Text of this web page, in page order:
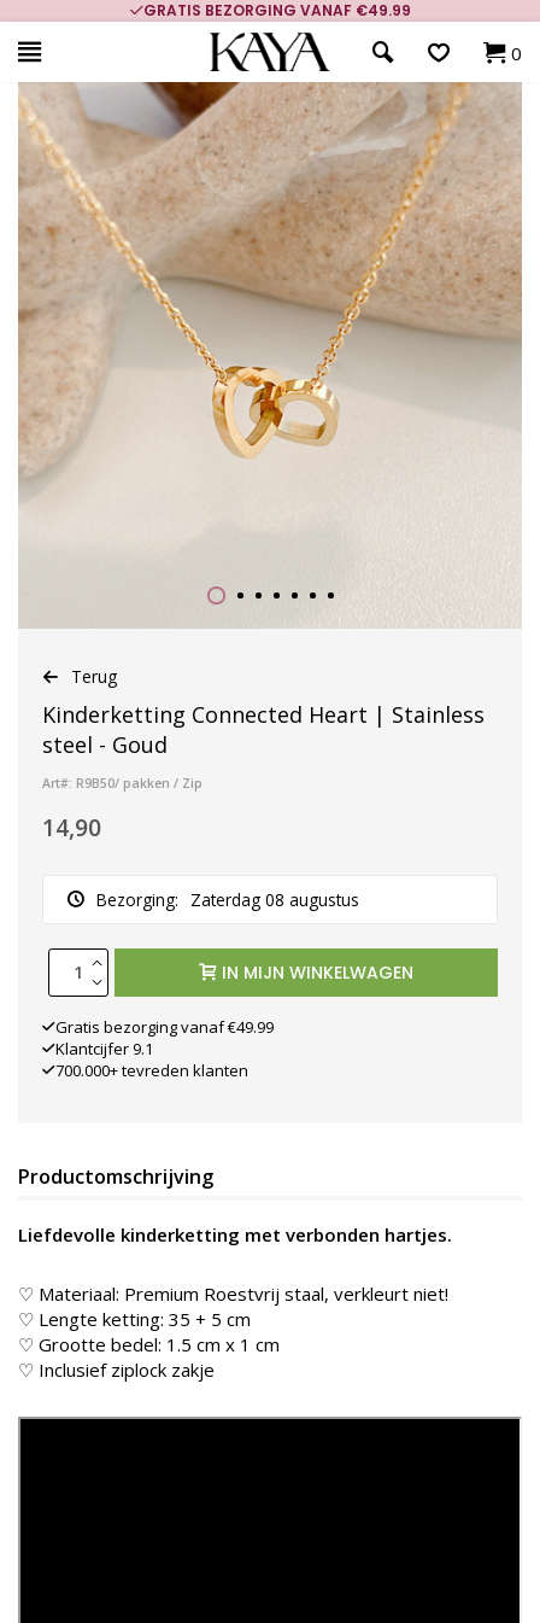
GRATIS BEZORGING VANAF €49.99
0
Terug
Kinderketting Connected Heart | Stainless
steel - Goud
Art#: R9B50/ pakken / Zip
14,90
Bezorging: Zaterdag 08 augustus
IN MIJN WINKELWAGEN
Gratis bezorging vanaf €49.99
Klantcijfer 9.1
700.000+ tevreden klanten
Productomschrijving
Liefdevolle kinderketting met verbonden hartjes.
♡ Materiaal: Premium Roestvrij staal, verkleurt niet!
♡ Lengte ketting: 35 + 5 cm
♡ Grootte bedel: 1.5 cm x 1 cm
♡ Inclusief ziplock zakje